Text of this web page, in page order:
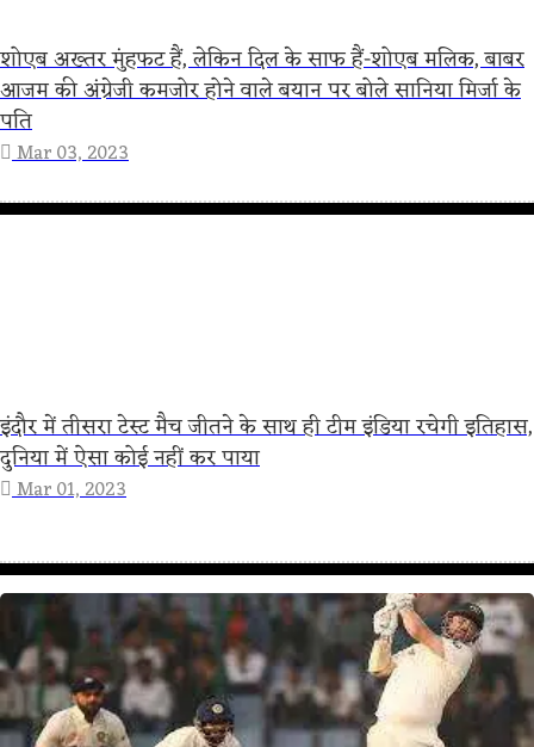
शोएब अख्तर मुंहफट हैं, लेकिन दिल के साफ हैं-शोएब मलिक, बाबर
आजम की अंग्रेजी कमजोर होने वाले बयान पर बोले सानिया मिर्जा के
पति
Mar 03, 2023
इंदौर में तीसरा टेस्ट मैच जीतने के साथ ही टीम इंडिया रचेगी इतिहास,
दुनिया में ऐसा कोई नहीं कर पाया
Mar 01, 2023